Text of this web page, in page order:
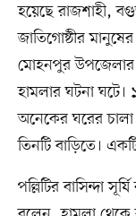
হয়েছে রাজশাহী,
জাতিগোষ্ঠীর
মোহনপুর উপজেলার
হামলার ঘটনা ঘটে।
অনেকের ঘরের
তিনটি বাড়িতে।
পল্লিটির বাসিন্দা